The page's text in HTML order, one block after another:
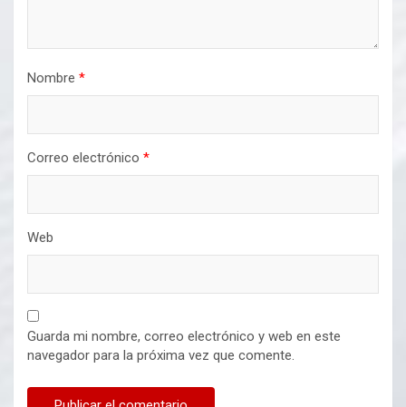
Nombre *
Correo electrónico *
Web
Guarda mi nombre, correo electrónico y web en este
navegador para la próxima vez que comente.